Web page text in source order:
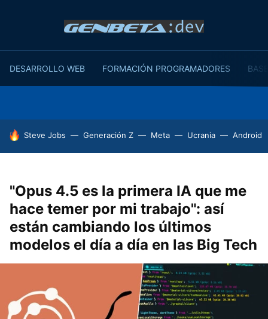
DESARROLLO WEB FORMACIÓN PROGRAMADORES
HOY SE HABLA DE
Steve Jobs Generación Z Meta Ucrania Android
"Opus 4.5 es la primera IA que me
hace temer por mi trabajo": así
están cambiando los últimos
modelos el día a día en las Big Tech